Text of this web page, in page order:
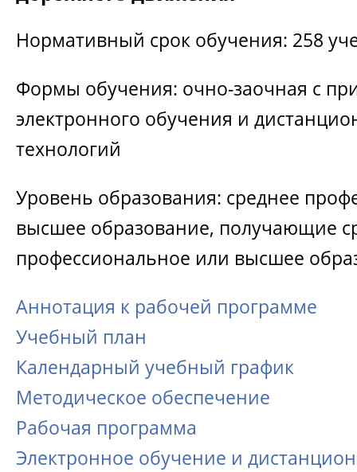
Нормативный срок обучения: 258
Формы обучения: очно-заочная с
электронного обучения и
технологий
Уровень образования: среднее
высшее образование, получающие
профессиональное или высшее
Аннотация к рабочей программе
Учебный план
Календарный учебный график
Методическое обеспечение
Рабочая программа
Электронное обучение и